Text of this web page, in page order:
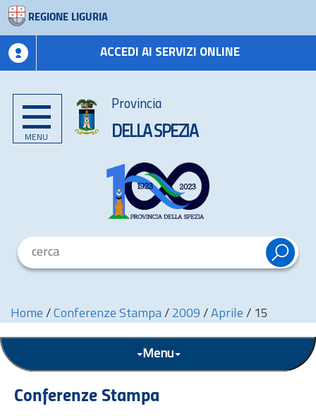
REGIONE LIGURIA
ACCEDI AI SERVIZI ONLINE
MENU
Provincia
DELLA SPEZIA
Home / Conferenze Stampa / 2009 / Aprile / 15
Menu
Conferenze Stampa